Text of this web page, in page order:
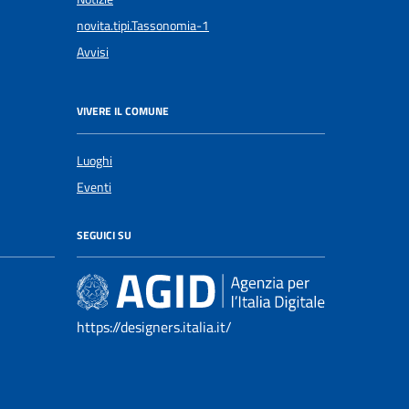
novita.tipi.Tassonomia-1
Avvisi
VIVERE IL COMUNE
Luoghi
Eventi
SEGUICI SU
https://designers.italia.it/